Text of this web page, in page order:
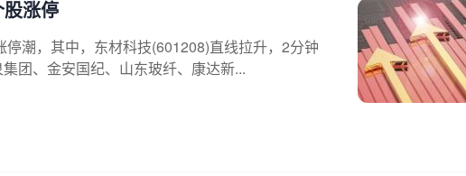
涨停
潮，其中，东材科技(601208)直线拉升，2分钟
团、金安国纪、山东玻纤、康达新...